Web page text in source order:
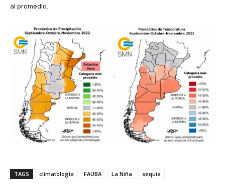
al promedio.
TAGS climatología FAUBA La Niña sequía